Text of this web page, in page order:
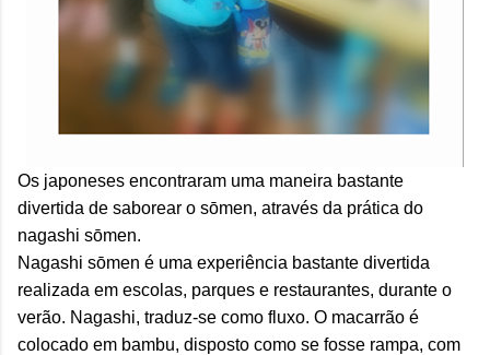
Os japoneses encontraram uma maneira bastante
divertida de saborear o sōmen, através da prática do
nagashi sōmen.
Nagashi sōmen é uma experiência bastante divertida
realizada em escolas, parques e restaurantes, durante o
verão. Nagashi, traduz-se como fluxo. O macarrão é
colocado em bambu, disposto como se fosse rampa, com